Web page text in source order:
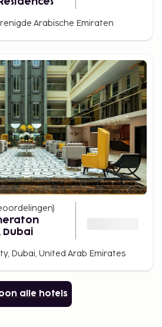
Arabische Emiraten
)
Dubai
Dubai, United Arab Emirates
alle hotels